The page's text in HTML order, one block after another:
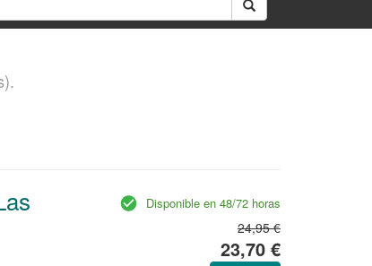
Disponible en 48/72 horas
24,95 €
23,70 €